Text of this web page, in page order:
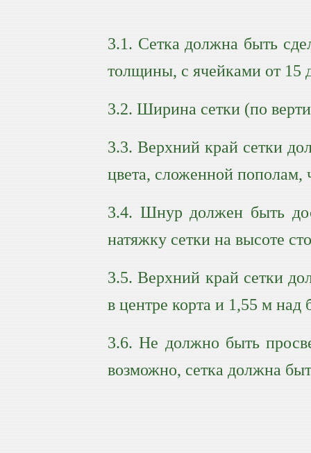
3.1. Сетка должна быть
толщины, с ячейками от 15
3.2. Ширина сетки (по
3.3. Верхний край сетки
цвета, сложенной пополам,
3.4. Шнур должен быть
натяжку сетки на высоте
3.5. Верхний край сетки
в центре корта и 1,55 м
3.6. Не должно быть
возможно, сетка должна